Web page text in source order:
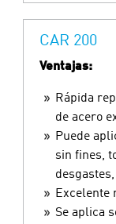
CAR 200
Ventajas:
Rápida
de acero
Puede
sin fines,
Excelente
Se aplica